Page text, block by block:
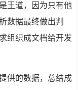
王道，因为只有他
数据最终做出判
组织成文档给开发
供的数据，总结成